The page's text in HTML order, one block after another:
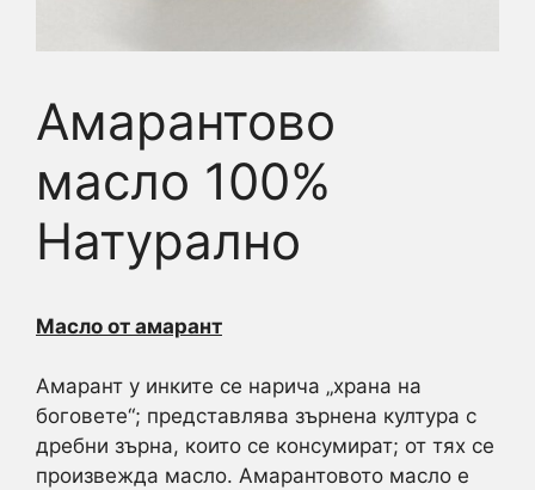
Амарантово
масло 100%
Натурално
Масло от амарант
Амарант у инките се нарича „храна на
боговете“; представлява зърнена култура с
дребни зърна, които се консумират; от тях се
произвежда масло. Амарантовото масло е